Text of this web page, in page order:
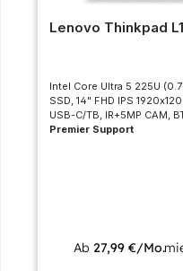
Lenovo Thinkpad
Intel Core Ultra 5 225U
SSD, 14" FHD IPS
USB-C/TB, IR+5MP CAM,
Premier Support
Ab27,99 €/Mo.